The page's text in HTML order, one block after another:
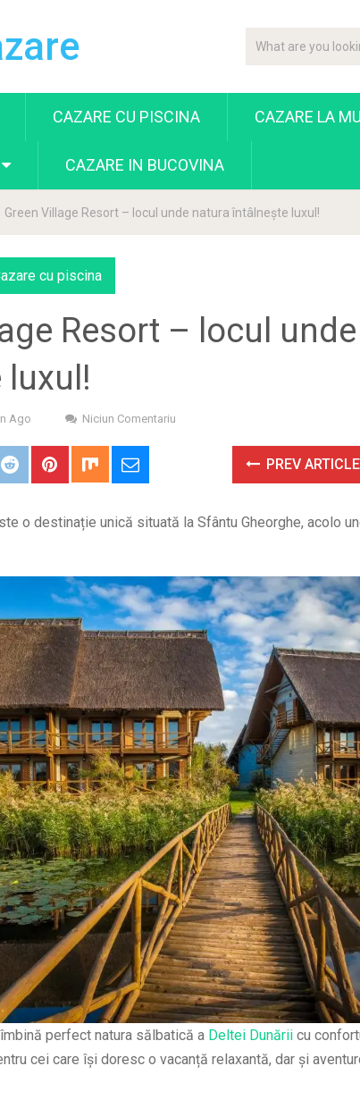
CAZARE CU PISCINA CAZARE LA
CAZARE IN BUCOVINA
Green Village Resort – locul unde natura întâlnește luxul!
cu piscina
Resort – locul
Ago Niciun Comentariu
PREV ARTICLE
o destinație unică situată la Sfântu Gheorghe, acolo
perfect natura sălbatică a Deltei Dunării cu
cei care își doresc o vacanță relaxantă, dar și